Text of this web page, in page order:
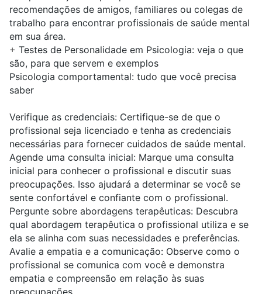
recomendações de amigos, familiares ou colegas de
trabalho para encontrar profissionais de saúde mental
em sua área.
+ Testes de Personalidade em Psicologia: veja o que
são, para que servem e exemplos
Psicologia comportamental: tudo que você precisa
saber
Verifique as credenciais: Certifique-se de que o
profissional seja licenciado e tenha as credenciais
necessárias para fornecer cuidados de saúde mental.
Agende uma consulta inicial: Marque uma consulta
inicial para conhecer o profissional e discutir suas
preocupações. Isso ajudará a determinar se você se
sente confortável e confiante com o profissional.
Pergunte sobre abordagens terapêuticas: Descubra
qual abordagem terapêutica o profissional utiliza e se
ela se alinha com suas necessidades e preferências.
Avalie a empatia e a comunicação: Observe como o
profissional se comunica com você e demonstra
empatia e compreensão em relação às suas